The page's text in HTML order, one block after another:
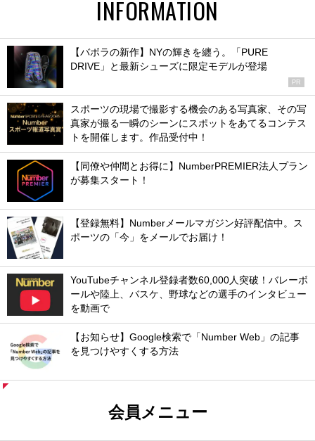
INFORMATION
【バボラの新作】NYの輝きを纏う。「PURE
DRIVE」と最新シューズに限定モデルが登場
PR
スポーツの現場で撮影する機会のある写真家、その写
真家が撮る一瞬のシーンにスポットをあてるコンテス
トを開催します。作品受付中！
【同僚や仲間とお得に】NumberPREMIER法人プラン
が募集スタート！
【登録無料】Numberメールマガジン好評配信中。ス
ポーツの「今」をメールでお届け！
YouTubeチャンネル登録者数60,000人突破！バレーボ
ールや陸上、バスケ、野球などの選手のインタビュー
を動画で
【お知らせ】Google検索で「Number Web」の記事
を見つけやすくする方法
会員メニュー